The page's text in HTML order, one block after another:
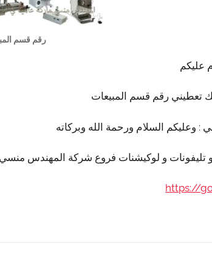
رقم قسم
عليكم
تعطيني رقم قسم المبيعات
وعليكم السلام ورحمة الله وبركاته
تليفونات و لوكيشنات فروع شركة المهندس
https://